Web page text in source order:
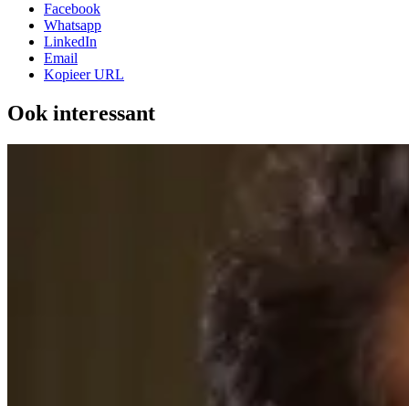
Facebook
Whatsapp
LinkedIn
Email
Kopieer URL
Ook interessant